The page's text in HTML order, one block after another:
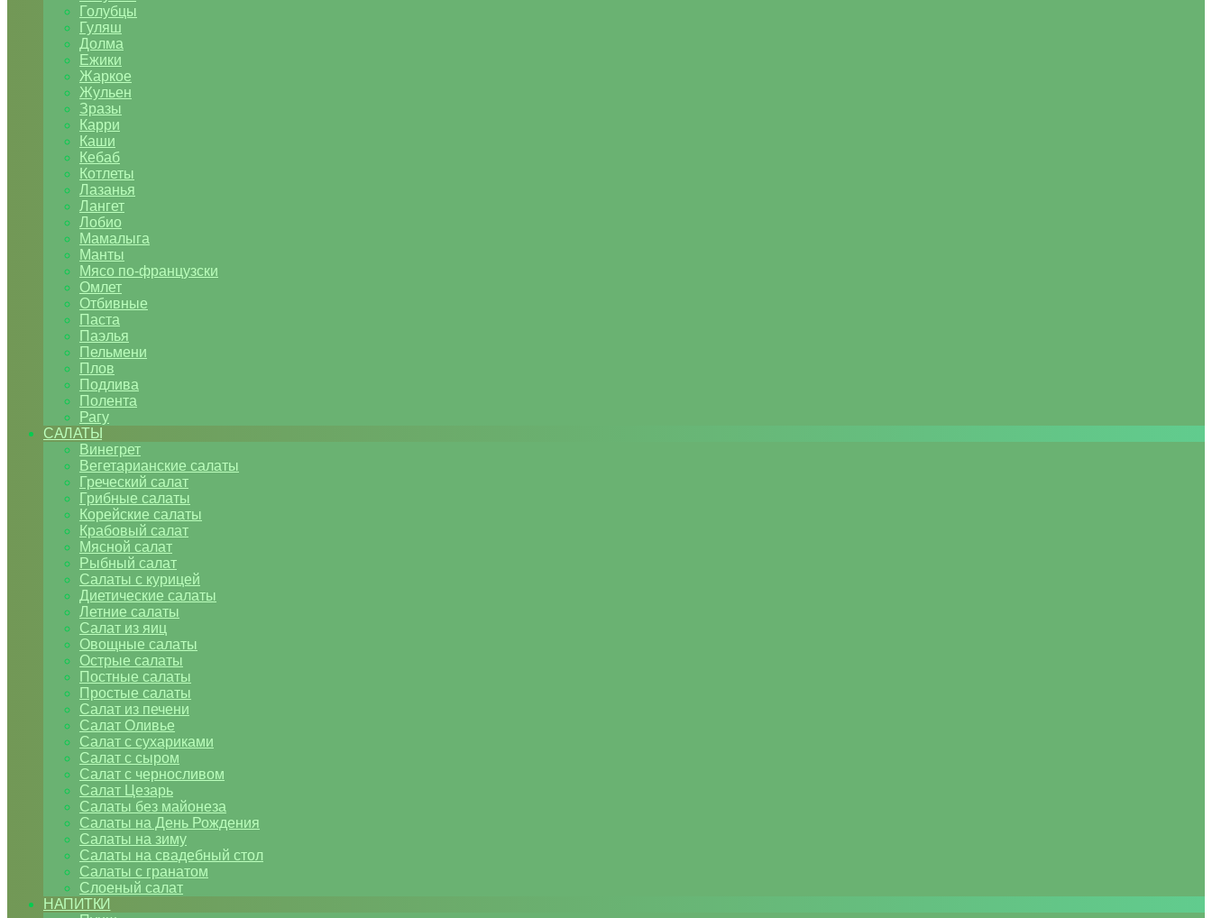
Голубцы
Гуляш
Долма
Ежики
Жаркое
Жульен
Зразы
Карри
Каши
Кебаб
Котлеты
Лазанья
Лангет
Лобио
Мамалыга
Манты
Мясо по-французски
Омлет
Отбивные
Паста
Паэлья
Пельмени
Плов
Подлива
Полента
Рагу
САЛАТЫ
Винегрет
Вегетарианские салаты
Греческий салат
Грибные салаты
Корейские салаты
Крабовый салат
Мясной салат
Рыбный салат
Салаты с курицей
Диетические салаты
Летние салаты
Салат из яиц
Овощные салаты
Острые салаты
Постные салаты
Простые салаты
Салат из печени
Салат Оливье
Салат с сухариками
Салат с сыром
Салат с черносливом
Салат Цезарь
Салаты без майонеза
Салаты на День Рождения
Салаты на зиму
Салаты на свадебный стол
Салаты с гранатом
Слоеный салат
НАПИТКИ